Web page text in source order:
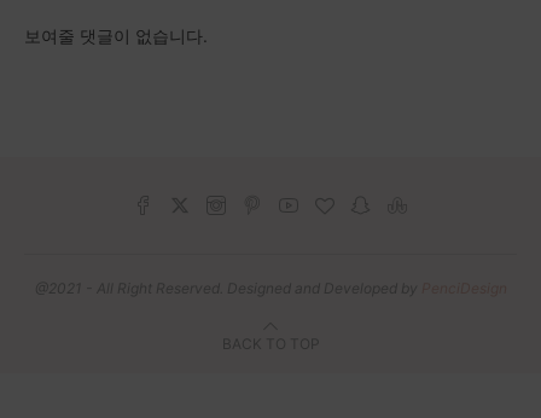
보여줄 댓글이 없습니다.
@2021 - All Right Reserved. Designed and Developed by
BACK TO TOP